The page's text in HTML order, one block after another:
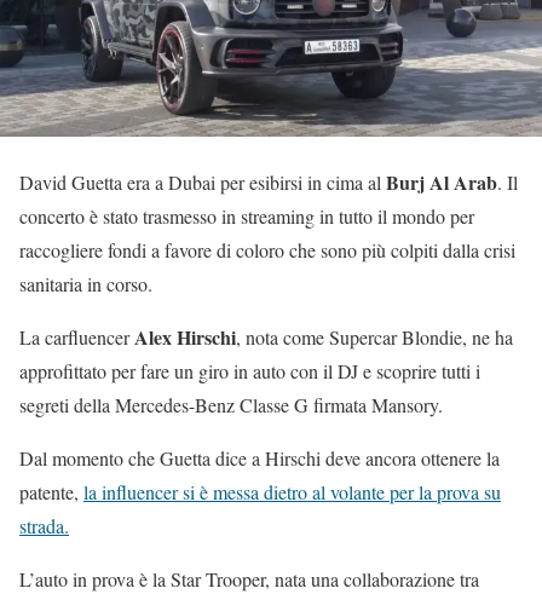
David Guetta era a Dubai per esibirsi in cima al Burj Al Arab. Il
concerto è stato trasmesso in streaming in tutto il mondo per
raccogliere fondi a favore di coloro che sono più colpiti dalla crisi
sanitaria in corso.
La carfluencerAlex Hirschi, nota come Supercar Blondie, ne ha
approfittato per fare un giro in auto con il DJ e scoprire tutti i
segreti della Mercedes-Benz Classe G firmata Mansory.
Dal momento che Guetta dice a Hirschi deve ancora ottenere la
patente, la influencer si è messa dietro al volante per la prova su
strada.
L’auto in prova è la Star Trooper, nata una collaborazione tra